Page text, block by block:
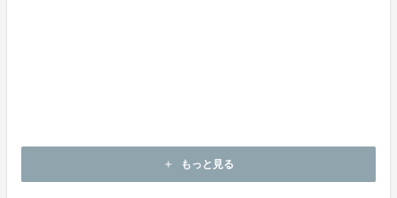
スタッフ一同、ご来訪を心待ちにしております。
add もっと見る